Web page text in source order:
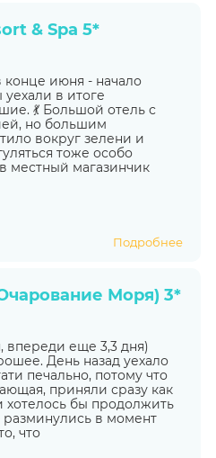
& Spa 5*
июня - начало
в итоге
💃 Большой отель с
но большим
вокруг зелени и
тоже особо
местный магазинчик
Подробнее
Моря) 3*
впереди еще 3,3 дня)
День назад уехало
печально, потому что
приняли сразу как
бы продолжить
в момент
что